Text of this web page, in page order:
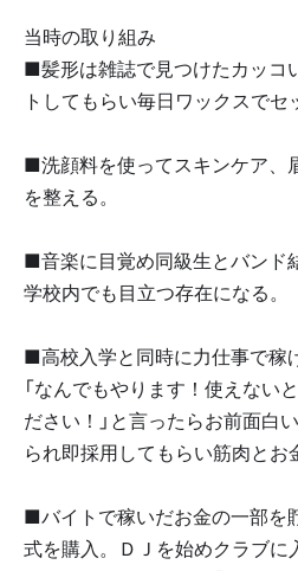
当時の取り組み
■髪形は雑誌で見つけたカッコ
トしてもらい毎日ワックスでセ
■洗顔料を使ってスキンケア、
を整える。
■音楽に目覚め同級生とバンド
学校内でも目立つ存在になる。
■高校入学と同時に力仕事で稼
「なんでもやります！使えない
ださい！」と言ったらお前面白
られ即採用してもらい筋肉とお
■バイトで稼いだお金の一部を
式を購入。ＤＪを始めクラブに